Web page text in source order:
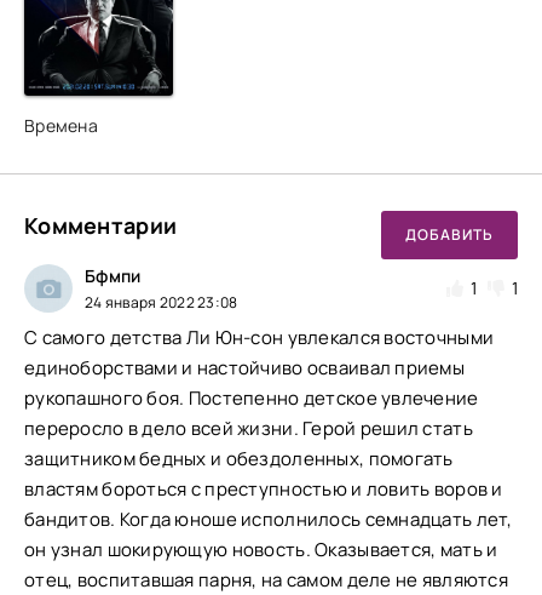
Времена
Комментарии ДОБАВИТЬ
Бфмпи
24 января 2022 23:08
1 1
С самого детства Ли Юн-сон увлекался восточными
единоборствами и настойчиво осваивал приемы
рукопашного боя. Постепенно детское увлечение
переросло в дело всей жизни. Герой решил стать
защитником бедных и обездоленных, помогать
властям бороться с преступностью и ловить воров и
бандитов. Когда юноше исполнилось семнадцать лет,
он узнал шокирующую новость. Оказывается, мать и
отец, воспитавшая парня, на самом деле не являются